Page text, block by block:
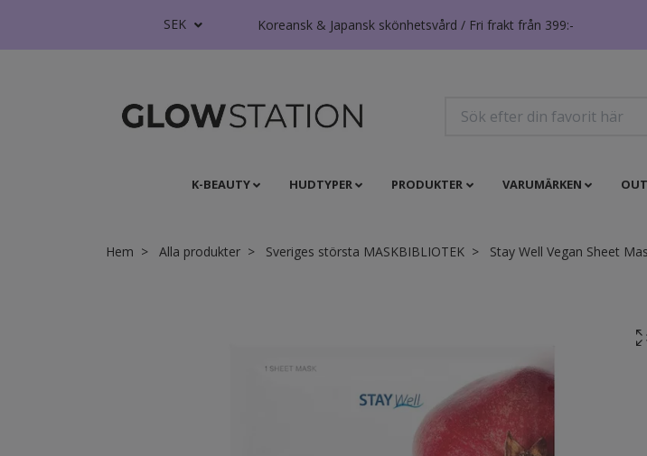
SEK Koreansk & Japansk skönhetsvård / Fri frakt från 399:-
K-BEAUTY HUDTYPER PRODUKTER VARUMÄRKEN
Hem Alla produkter Sveriges största MASKBIBLIOTEK Stay Well Vegan Sheet